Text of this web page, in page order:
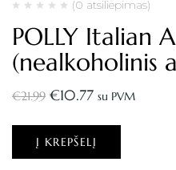
(0 atsiliepimas)
POLLY Italian
(nealkoholinis
€21.99 €10.77 su PVM
Į KREPŠELĮ